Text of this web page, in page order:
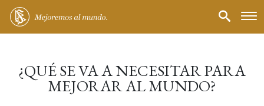
¿QUÉSEVAANECESITARPARA
MEJORARALMUNDO?